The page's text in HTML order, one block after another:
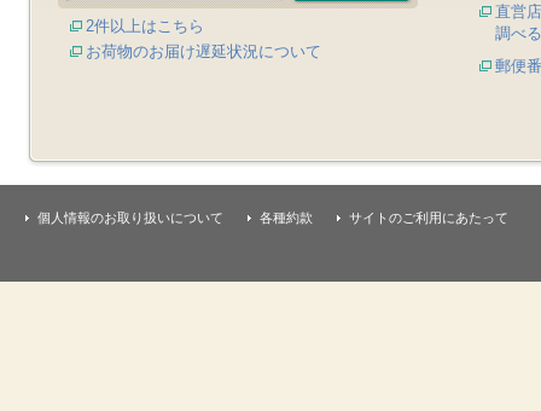
2件以上はこちら
お荷物のお届け遅延状況について
直営
調べる
郵便
個人情報のお取り扱いについて 各種約款 サイトのご利用にあたって